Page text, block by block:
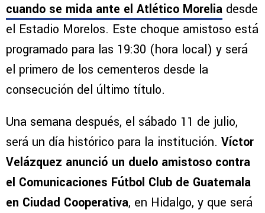
cuando se mida ante el Atlético Morelia desde
el Estadio Morelos. Este choque amistoso está
programado para las 19:30 (hora local) y será
el primero de los cementeros desde la
consecución del último título.
Una semana después, el sábado 11 de julio,
será un día histórico para la institución. Víctor
Velázquez anunció un duelo amistoso contra
el Comunicaciones Fútbol Club de Guatemala
en Ciudad Cooperativa, en Hidalgo, y que será